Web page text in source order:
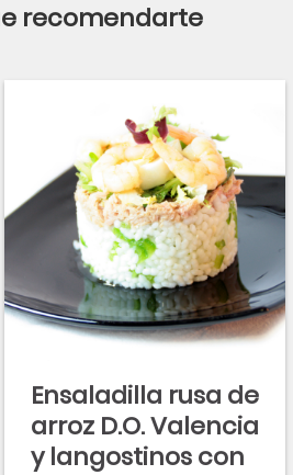
recomendarte
Ensaladilla rusa de
arroz D.O. Valencia
y langostinos con